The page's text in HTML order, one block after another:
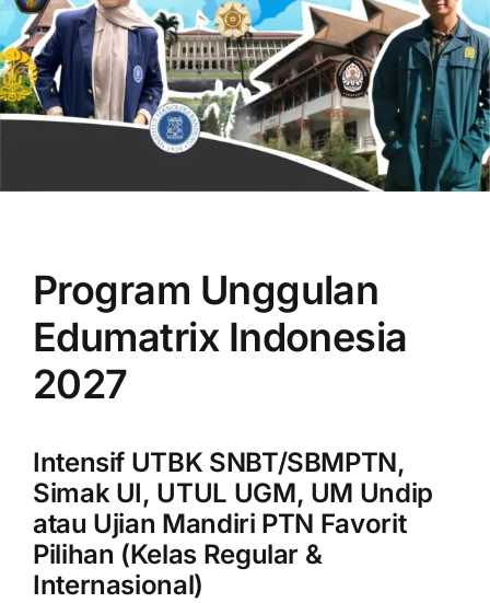
OUR PROGRAM
CONTACT US
Program Unggulan
Edumatrix Indonesia
2027
Intensif UTBK SNBT/SBMPTN,
Simak UI, UTUL UGM, UM Undip
atau Ujian Mandiri PTN Favorit
Pilihan (Kelas Regular &
Internasional)